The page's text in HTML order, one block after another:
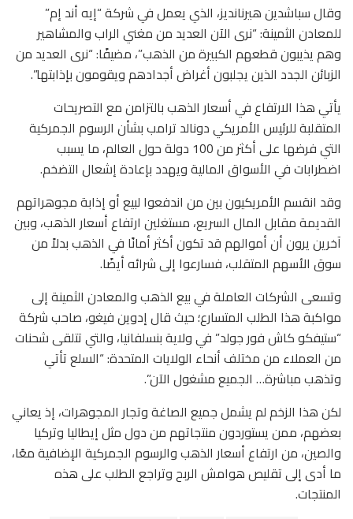
وقال سباشدين هيرنانديز، الذي يعمل في شركة “إيه أند إم”
للمعادن الثمينة: “نرى الآن العديد من مغني الراب والمشاهير
وهم يذيبون قطعهم الكبيرة من الذهب”، مضيفًا: “نرى العديد من
الزبائن الجدد الذين يجلبون أغراض أجدادهم ويقومون بإذابتها”.
يأتي هذا الارتفاع في أسعار الذهب بالتزامن مع التصريحات
المتقلبة للرئيس الأمريكي دونالد ترامب بشأن الرسوم الجمركية
التي فرضها على أكثر من 100 دولة حول العالم، ما يسبب
اضطرابات في الأسواق المالية ويهدد بإعادة إشعال التضخم.
وقد انقسم الأمريكيون بين من اندفعوا لبيع أو إذابة مجوهراتهم
القديمة مقابل المال السريع، مستغلين ارتفاع أسعار الذهب، وبين
آخرين يرون أن أموالهم قد تكون أكثر أمانًا في الذهب بدلاً من
سوق الأسهم المتقلب، فسارعوا إلى شرائه أيضًا.
وتسعى الشركات العاملة في بيع الذهب والمعادن الثمينة إلى
مواكبة هذا الطلب المتسارع؛ حيث قال إدوين فيغو، صاحب شركة
“ستيفكو كاش فور جولد” في ولاية بنسلفانيا، والتي تتلقى شحنات
من العملاء من مختلف أنحاء الولايات المتحدة: “السلع تأتي
وتذهب مباشرة… الجميع مشغول الآن”.
لكن هذا الزخم لم يشمل جميع الصاغة وتجار المجوهرات، إذ يعاني
بعضهم، ممن يستوردون منتجاتهم من دول مثل إيطاليا وتركيا
والصين، من ارتفاع أسعار الذهب والرسوم الجمركية الإضافية معًا،
ما أدى إلى تقليص هوامش الربح وتراجع الطلب على هذه
المنتجات.